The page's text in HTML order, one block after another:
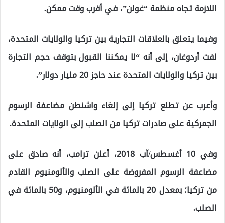
اللازمة تجاه منظمة “غولن”، في أقرب وقت ممكن.
وفيما يتعلق بالعلاقات التجارية بين تركيا والولايات المتحدة،
لفت أردوغان، إلى أنه “لا يمكننا القبول بتوقف حجم التجارة
بين تركيا والولايات المتحدة عند حاجز 20 مليار دولار”.
وأعرب عن تطلع تركيا إلى إلغاء واشنطن مضاعفة الرسوم
الجمركية على صادرات تركيا من الصلب إلى الولايات المتحدة.
وفي 10 أغسطس/آب 2018، أعلن ترامب، أنه صادق على
مضاعفة الرسوم المفروضة على الصلب والألومنيوم القادم
من تركيا؛ بمعدل 20 بالمائة في الألومنيوم، و50 بالمائة في
الصلب.